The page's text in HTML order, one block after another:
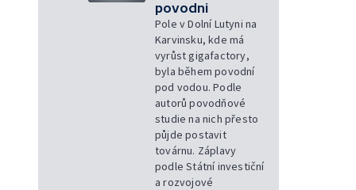
povodni
Pole v Dolní Lutyni na
Karvinsku, kde má
vyrůst gigafactory,
byla během povodní
pod vodou. Podle
autorů povodňové
studie na nich přesto
půjde postavit
továrnu. Záplavy
podle Státní investiční
a rozvojové